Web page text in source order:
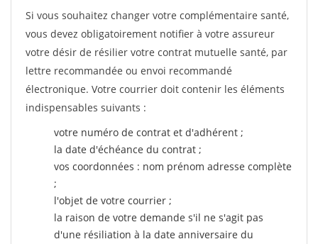
Si vous souhaitez changer votre complémentaire santé,
vous devez obligatoirement notifier à votre assureur
votre désir de résilier votre contrat mutuelle santé, par
lettre recommandée ou envoi recommandé
électronique. Votre courrier doit contenir les éléments
indispensables suivants :
votre numéro de contrat et d'adhérent ;
la date d'échéance du contrat ;
vos coordonnées : nom prénom adresse complète
;
l'objet de votre courrier ;
la raison de votre demande s'il ne s'agit pas
d'une résiliation à la date anniversaire du